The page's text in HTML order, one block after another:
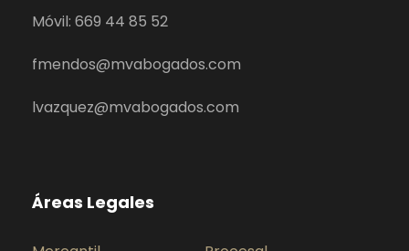
Móvil: 669 44 85 52
fmendos@mvabogados.com
lvazquez@mvabogados.com
Áreas Legales